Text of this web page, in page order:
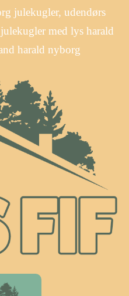
julekugler, udendørs
med lys harald
harald nyborg